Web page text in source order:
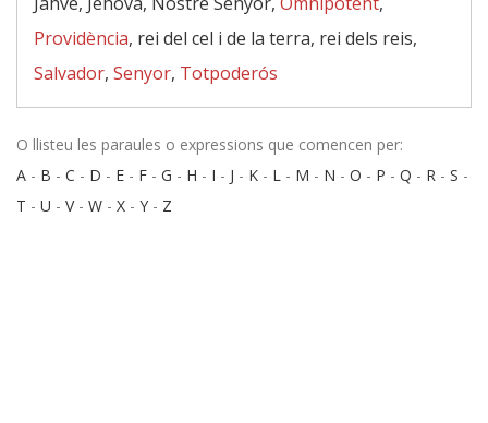
Providència, rei del cel i de la terra, rei dels reis,
Salvador, Senyor, Totpoderós
O llisteu les paraules o expressions que comencen per:
A - B - C - D - E - F - G - H - I - J - K - L - M - N - O - P - Q - R - S -
T - U - V- W - X - Y - Z